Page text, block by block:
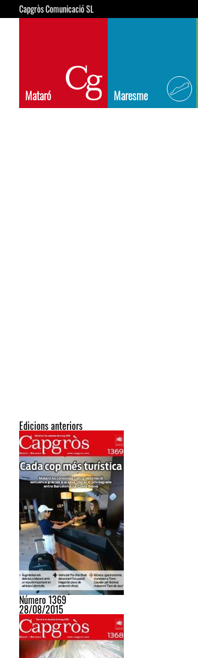
Capgròs Comunicació SL
Mataró Maresme
Edicions anteriors
Número 1369
28/08/2015